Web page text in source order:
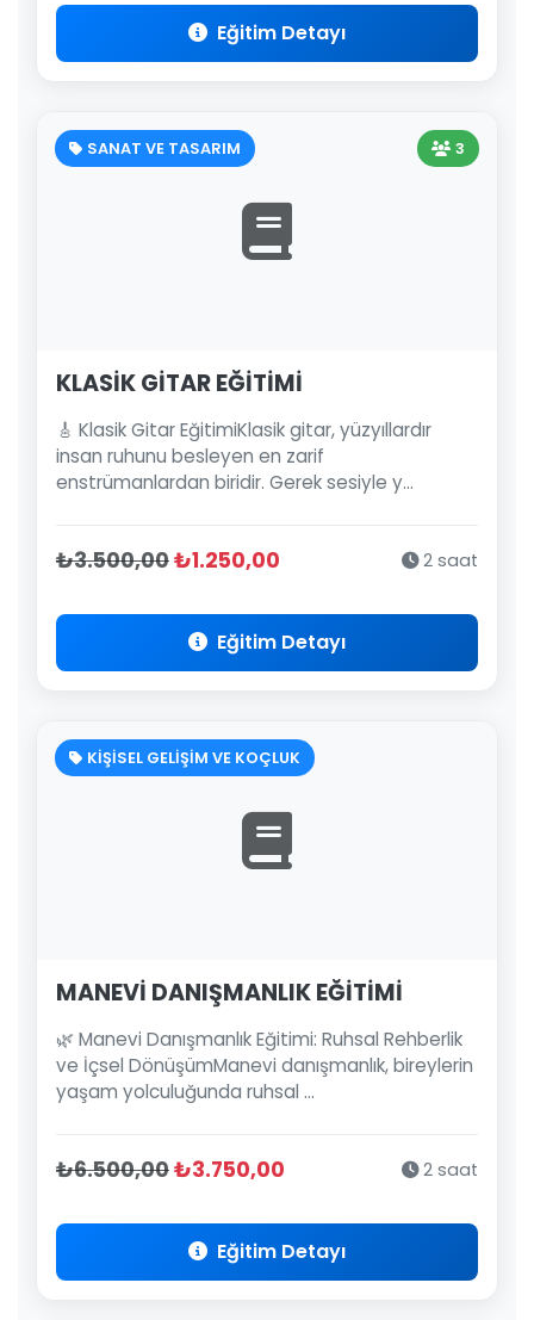
Eğitim Detayı
SANAT VE TASARIM 3
KLASİK GİTAR EĞİTİMİ
🎸 Klasik Gitar EğitimiKlasik gitar, yüzyıllardır
insan ruhunu besleyen en zarif
enstrümanlardan biridir. Gerek sesiyle y...
₺3.500,00₺1.250,00 2 saat
Eğitim Detayı
KİŞİSEL GELİŞİM VE KOÇLUK
MANEVİ DANIŞMANLIK EĞİTİMİ
🌿 Manevi Danışmanlık Eğitimi: Ruhsal Rehberlik
ve İçsel DönüşümManevi danışmanlık, bireylerin
yaşam yolculuğunda ruhsal ...
₺6.500,00₺3.750,00 2 saat
Eğitim Detayı